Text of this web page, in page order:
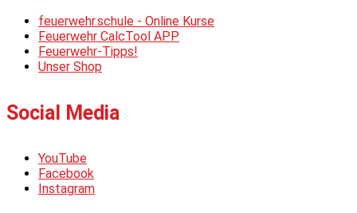
feuerwehr.schule - Online Kurse
Feuerwehr CalcTool APP
Feuerwehr-Tipps!
Unser Shop
Social Media
YouTube
Facebook
Instagram